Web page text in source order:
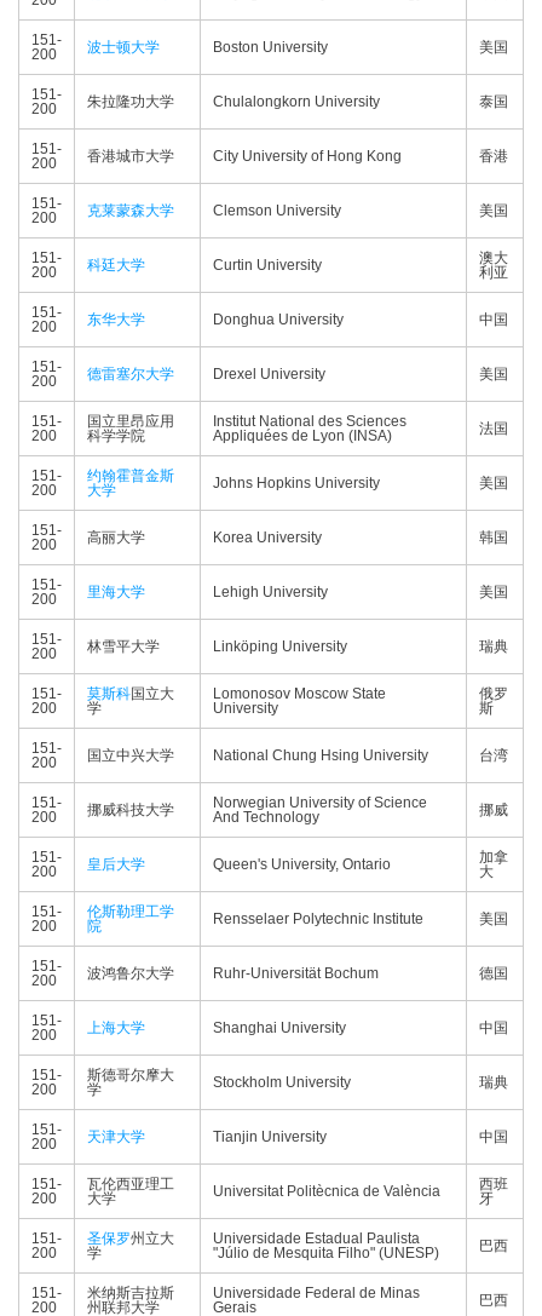
151-
200
波士顿大学 Boston University 美国
151-
200
朱拉隆功大学 Chulalongkorn University 泰国
151-
200
香港城市大学 City University of Hong Kong 香港
151-
200
克莱蒙森大学 Clemson University 美国
151-
200
科廷大学 Curtin University
澳大
利亚
151-
200
东华大学 Donghua University 中国
151-
200
德雷塞尔大学 Drexel University 美国
151-
200
国立里昂应用
科学学院
Institut National des Sciences
Appliquées de Lyon (INSA)
法国
151-
200
约翰霍普金斯
大学
Johns Hopkins University 美国
151-
200
高丽大学 Korea University 韩国
151-
200
里海大学 Lehigh University 美国
151-
200
林雪平大学 Linköping University 瑞典
151-
200
莫斯科国立大
学
Lomonosov Moscow State
University
俄罗
斯
151-
200
国立中兴大学 National Chung Hsing University 台湾
151-
200
挪威科技大学
Norwegian University of Science
And Technology
挪威
151-
200
皇后大学 Queen's University, Ontario
加拿
大
151-
200
伦斯勒理工学
院
Rensselaer Polytechnic Institute 美国
151-
200
波鸿鲁尔大学 Ruhr-Universität Bochum 德国
151-
200
上海大学 Shanghai University 中国
151-
200
斯德哥尔摩大
学
Stockholm University 瑞典
151-
200
天津大学 Tianjin University 中国
151-
200
瓦伦西亚理工
大学
Universitat Politècnica de València
西班
牙
151-
200
圣保罗州立大
学
Universidade Estadual Paulista
"Júlio de Mesquita Filho" (UNESP)
巴西
151-
200
米纳斯吉拉斯
州联邦大学
Universidade Federal de Minas
Gerais
巴西